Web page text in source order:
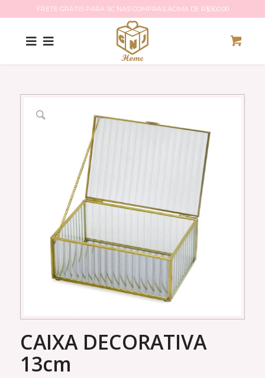
FRETE GRÁTIS PARA SC NAS COMPRAS ACIMA DE R$500,00
CAIXA DECORATIVA
13cm